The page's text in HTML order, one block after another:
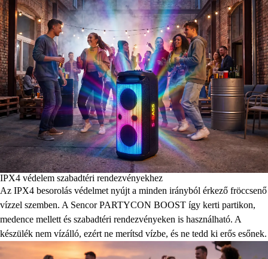
IPX4 védelem szabadtéri rendezvényekhez
Az IPX4 besorolás védelmet nyújt a minden irányból érkező fröccsenő
vízzel szemben. A Sencor PARTYCON BOOST így kerti partikon,
medence mellett és szabadtéri rendezvényeken is használható. A
készülék nem vízálló, ezért ne merítsd vízbe, és ne tedd ki erős esőnek.